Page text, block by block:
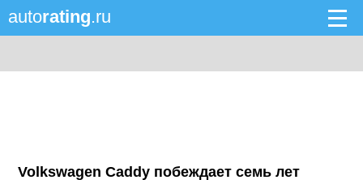
autorating.ru
Volkswagen Caddy побеждает семь лет